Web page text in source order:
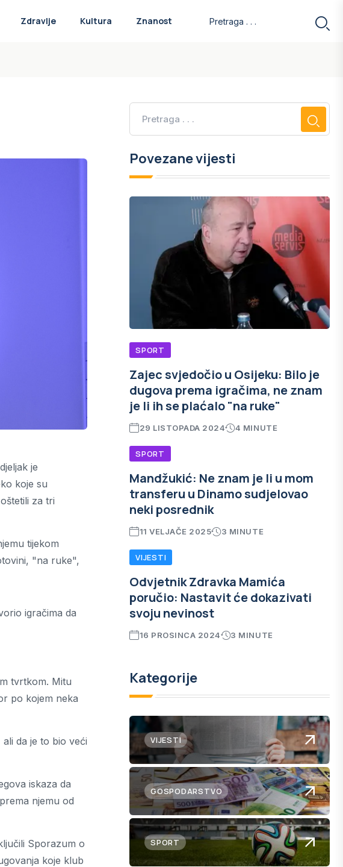
Zdravlje Kultura Znanost
je
koje su
za tri
tijekom
"na ruke",
igračima da
tvrtkom. Mitu
po kojem neka
da je to bio veći
iskaza da
njemu od
Sporazum o
koje klub
Povezane vijesti
SPORT
Zajec svjedočio u Osijeku: Bilo je
dugova prema igračima, ne znam
je li ih se plaćalo "na ruke"
29 LISTOPADA 2024 4 MINUTE
SPORT
Mandžukić: Ne znam je li u mom
transferu u Dinamo sudjelovao
neki posrednik
11 VELJAČE 2025 3 MINUTE
VIJESTI
Odvjetnik Zdravka Mamića
poručio: Nastavit će dokazivati
svoju nevinost
16 PROSINCA 2024 3 MINUTE
Kategorije
VIJESTI
GOSPODARSTVO
SPORT